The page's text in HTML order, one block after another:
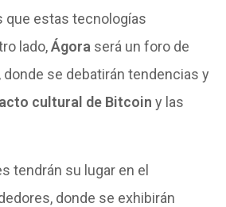
que estas tecnologías
lado,Ágora será un foro de
se debatirán tendencias y
cultural de Bitcoin y las
tendrán su lugar en el
donde se exhibirán